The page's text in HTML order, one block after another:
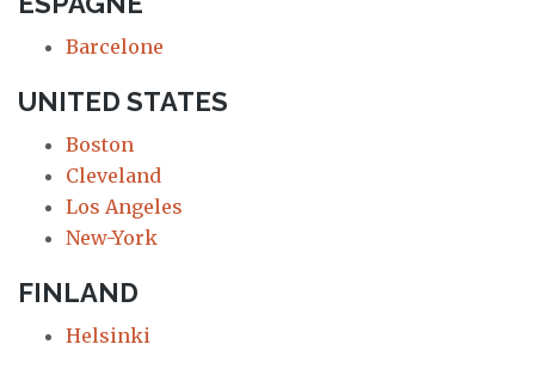
Barcelone
UNITED STATES
Boston
Cleveland
Los Angeles
New-York
FINLAND
Helsinki